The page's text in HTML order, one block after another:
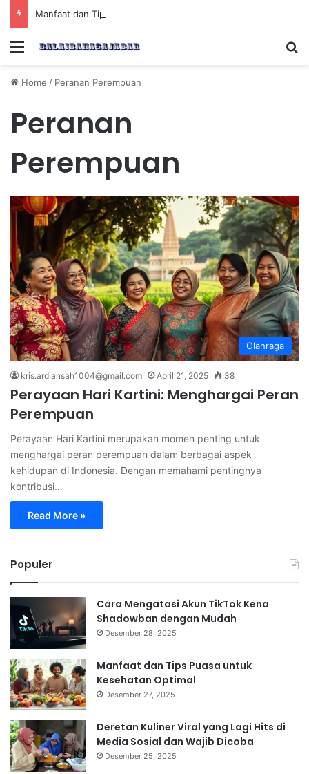
Manfaat dan Tips Puasa untuk Kesehatan Optimal
Menu
Home / Peranan Perempuan
Peranan
Perempuan
Olahraga
kris.ardiansah1004@gmail.com April 21, 2025 38
Perayaan Hari Kartini: Menghargai Peran
Perempuan
Perayaan Hari Kartini merupakan momen penting untuk
menghargai peran perempuan dalam berbagai aspek
kehidupan di Indonesia. Dengan memahami pentingnya
kontribusi…
Read More »
Populer
Cara Mengatasi Akun TikTok Kena
Shadowban dengan Mudah
Desember 28, 2025
Manfaat dan Tips Puasa untuk
Kesehatan Optimal
Desember 27, 2025
Deretan Kuliner Viral yang Lagi Hits di
Media Sosial dan Wajib Dicoba
Desember 25, 2025